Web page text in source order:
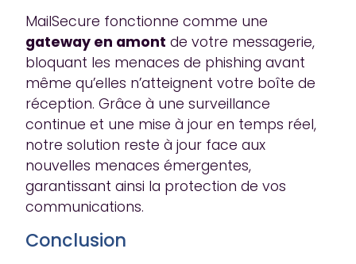
MailSecure fonctionne comme une
gateway en amont de votre messagerie,
bloquant les menaces de phishing avant
même qu’elles n’atteignent votre boîte de
réception. Grâce à une surveillance
continue et une mise à jour en temps réel,
notre solution reste à jour face aux
nouvelles menaces émergentes,
garantissant ainsi la protection de vos
communications.
Conclusion